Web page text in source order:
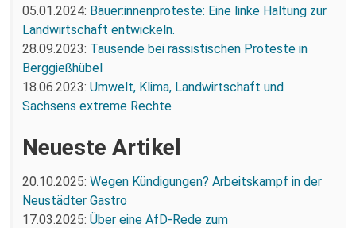
05.01.2024: Bäuer:innenproteste: Eine linke Haltung zur
Landwirtschaft entwickeln.
28.09.2023: Tausende bei rassistischen Proteste in
Berggießhübel
18.06.2023: Umwelt, Klima, Landwirtschaft und
Sachsens extreme Rechte
Neueste Artikel
20.10.2025: Wegen Kündigungen? Arbeitskampf in der
Neustädter Gastro
17.03.2025: Über eine AfD-Rede zum